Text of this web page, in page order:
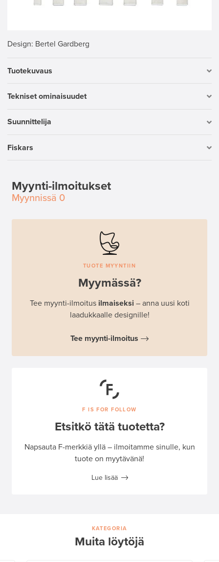
Design: Bertel Gardberg
Tuotekuvaus
Tekniset ominaisuudet
Suunnittelija
Fiskars
Myynti-ilmoitukset
Myynnissä 0
TUOTE MYYNTIIN
Myymässä?
Tee myynti-ilmoitus ilmaiseksi – anna uusi koti
laadukkaalle designille!
Tee myynti-ilmoitus
F IS FOR FOLLOW
Etsitkö tätä tuotetta?
Napsauta F-merkkiä yllä – ilmoitamme sinulle, kun
tuote on myytävänä!
Lue lisää
KATEGORIA
Muita löytöjä